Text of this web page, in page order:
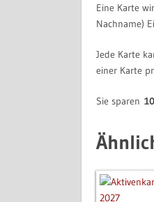
Eine Karte
Nachname)
Jede Karte
einer Karte
Sie sparen